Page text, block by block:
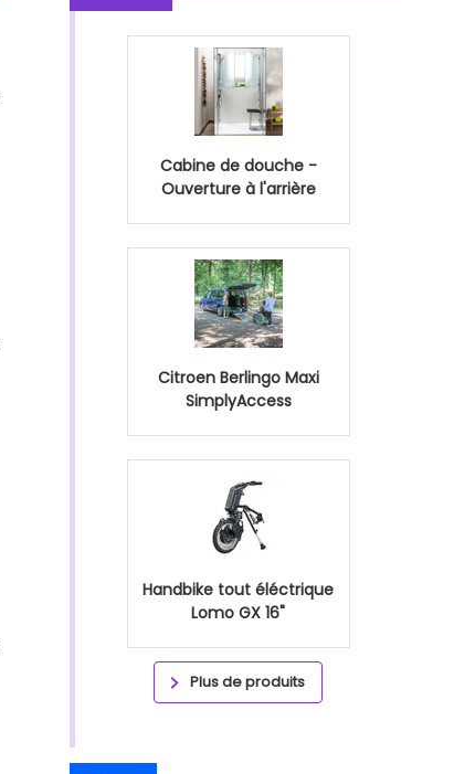
Cabine de douche -
Ouverture à l'arrière
Citroen Berlingo Maxi
SimplyAccess
Handbike tout éléctrique
Lomo GX 16"
Plus de produits